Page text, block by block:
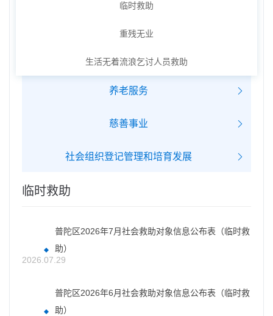
临时救助
重残无业
生活无着流浪乞讨人员救助
养老服务
慈善事业
社会组织登记管理和培育发展
临时救助
普陀区2026年7月社会救助对象信息公布表（临时救
助）
2026.07.29
普陀区2026年6月社会救助对象信息公布表（临时救
助）